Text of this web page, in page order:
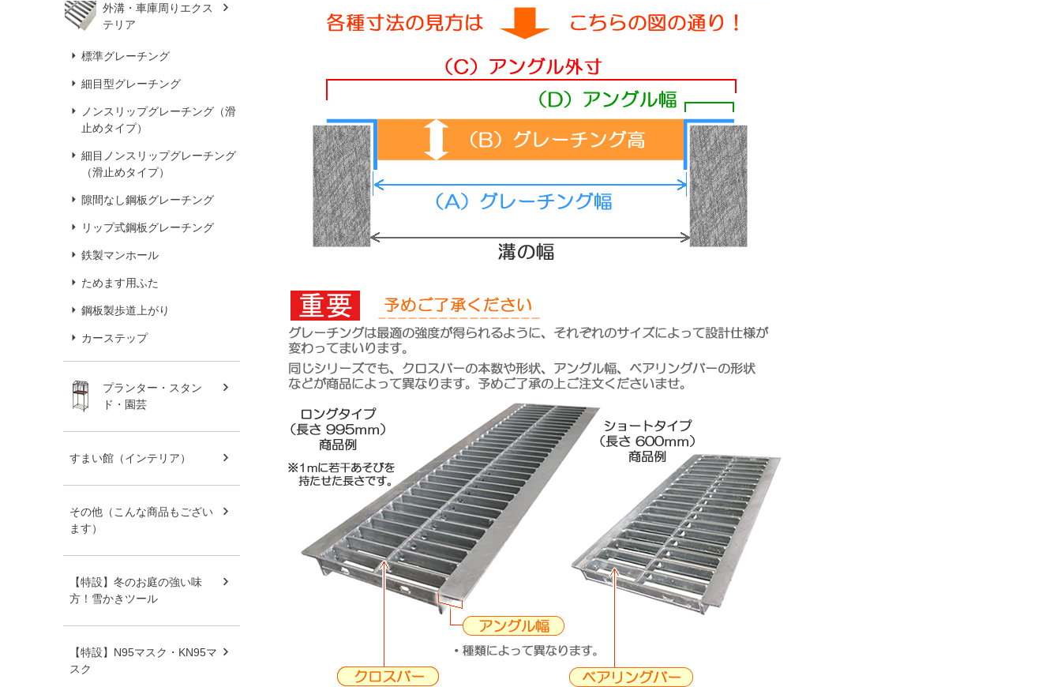
外溝・車庫周りエクス
テリア
標準グレーチング
細目型グレーチング
ノンスリップグレーチング（滑
止めタイプ）
細目ノンスリップグレーチング
（滑止めタイプ）
隙間なし鋼板グレーチング
リップ式鋼板グレーチング
鉄製マンホール
ためます用ふた
鋼板製歩道上がり
カーステップ
プランター・スタン
ド・園芸
すまい館（インテリア）
その他（こんな商品もござい
ます）
【特設】冬のお庭の強い味
方！雪かきツール
【特設】N95マスク・KN95マ
スク